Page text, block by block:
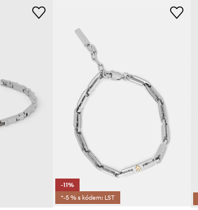
-11%
*-5 % s kódem: LST